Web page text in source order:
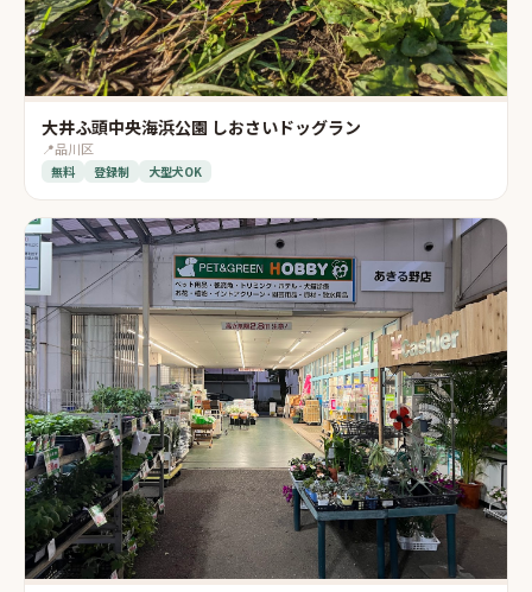
大井ふ頭中央海浜公園 しおさいドッグラン
📍品川区
無料 登録制 大型犬OK